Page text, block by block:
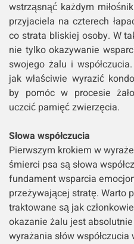
wstrząsnąć każdym
przyjaciela na czterech
co strata bliskiej osoby. W
nie tylko okazywanie
swojego żalu i
jak właściwie wyrazić
by pomóc w procesie
uczcić pamięć zwierzęcia.
Słowa współczucia
Pierwszym krokiem w
śmierci psa są słowa
fundament wsparcia
przeżywającej stratę. Warto
traktowane są jak
okazanie żalu jest
wyrażania słów współczucia